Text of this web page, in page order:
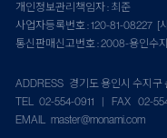
개인정보관리책임자 : 최준
사업자등록번호 : 120-81-08227 [
통신판매신고번호 : 2008-용인수
ADDRESS 경기도 용인시 수지구
TEL 02-554-0911 | FAX 02-
EMAIL master@monami.com